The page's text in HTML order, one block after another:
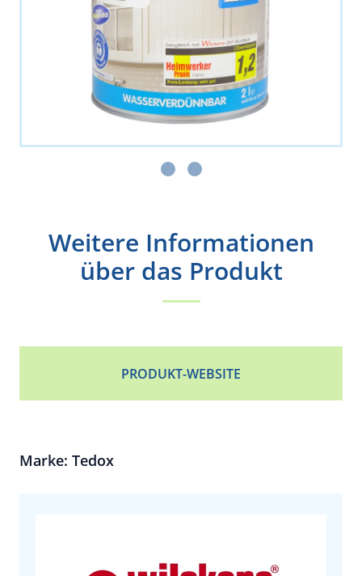
Weitere Informationen
über das Produkt
PRODUKT-WEBSITE
Marke: Tedox